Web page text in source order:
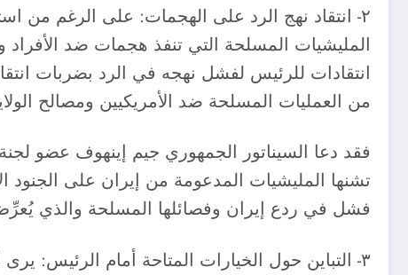
٢- انتقاد نهج الرد على الهجمات: على الرغم من
المليشيات المسلحة التي تنفذ هجمات ضد الأفراد
انتقادات للرئيس لفشل نهجه في الرد بضربات
من العمليات المسلحة ضد الأمريكيين ومصالح
فقد دعا السيناتور الجمهوري جيم إينهوف عضو
تشنها المليشيات المدعومة من إيران على الجنود
فشل في ردع إيران وفصائلها المسلحة والذي
٣- التباين حول الخيارات المتاحة أمام الرئيس: